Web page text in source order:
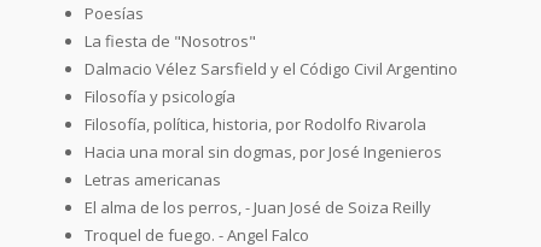
Poesías
La fiesta de "Nosotros"
Dalmacio Vélez Sarsfield y el Código Civil Argentino
Filosofía y psicología
Filosofía, política, historia, por Rodolfo Rivarola
Hacia una moral sin dogmas, por José Ingenieros
Letras americanas
El alma de los perros, - Juan José de Soiza Reilly
Troquel de fuego. - Angel Falco